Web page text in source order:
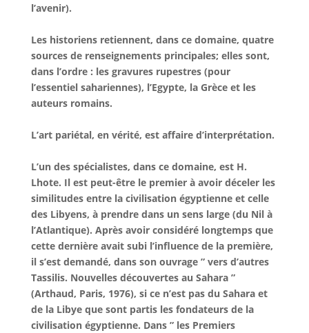
l’avenir).
Les historiens retiennent, dans ce domaine, quatre
sources de renseignements principales; elles sont,
dans l’ordre : les gravures rupestres (pour
l’essentiel sahariennes), l’Egypte, la Grèce et les
auteurs romains.
L’art pariétal, en vérité, est affaire d’interprétation.
L’un des spécialistes, dans ce domaine, est H.
Lhote. Il est peut-être le premier à avoir déceler les
similitudes entre la civilisation égyptienne et celle
des Libyens, à prendre dans un sens large (du Nil à
l’Atlantique). Après avoir considéré longtemps que
cette dernière avait subi l’influence de la première,
il s’est demandé, dans son ouvrage ” vers d’autres
Tassilis. Nouvelles découvertes au Sahara ”
(Arthaud, Paris, 1976), si ce n’est pas du Sahara et
de la Libye que sont partis les fondateurs de la
civilisation égyptienne. Dans ” les Premiers